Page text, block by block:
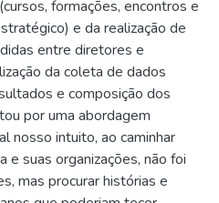
formações, encontros e
e da realização de
entre diretores e
da coleta de dados
e composição dos
por uma abordagem
nosso intuito, ao caminhar
suas organizações, não foi
mas procurar histórias e